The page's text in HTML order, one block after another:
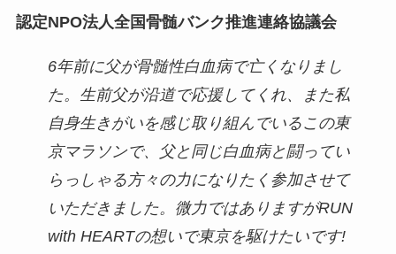
認定NPO法人全国骨髄バンク推進連絡協議会
6年前に父が骨髄性白血病で亡くなりまし
た。生前父が沿道で応援してくれ、また私
自身生きがいを感じ取り組んでいるこの東
京マラソンで、父と同じ白血病と闘ってい
らっしゃる方々の力になりたく参加させて
いただきました。微力ではありますがRUN
with HEARTの想いで東京を駆けたいです!